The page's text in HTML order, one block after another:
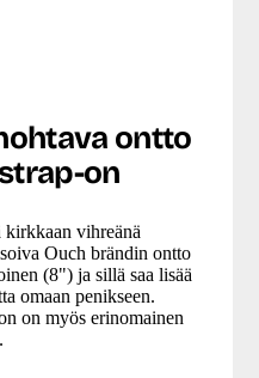
ontto
on
kirkkaan vihreänä
Ouch brändin ontto
(8") ja sillä saa lisää
omaan penikseen.
on myös erinomainen